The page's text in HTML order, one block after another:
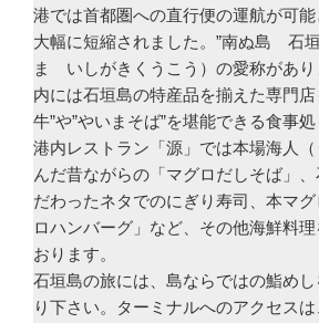
港では首都圏への直行便の運航が可
大幅に短縮されました。”南ぬ島 石
ま いしがきくうこう）の愛称があり
内には石垣島の特産品を揃えた専門店
牛”や”やいまそば”を堪能できる食事
港内レストラン「源」では本場海人
んだ昔ながらの「マグロだしそば」
だわったネタでのにぎり寿司、本マ
ロハンバーグ」など、その他海鮮料
おります。
石垣島の旅には、島ならではの鮨め
り下さい。ターミナルへのアクセス